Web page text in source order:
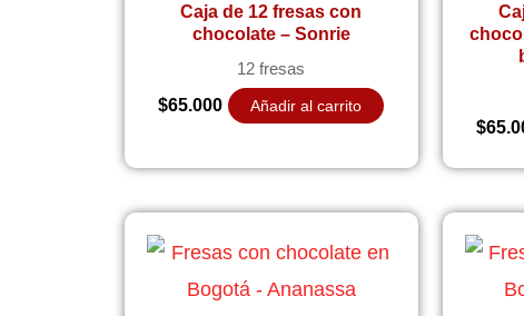
Caja de 12 fresas con
chocolate – Sonrie
12 fresas
$65.000 Añadir al carrito
$